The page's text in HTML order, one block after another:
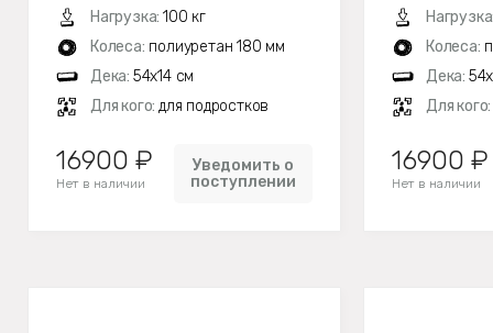
Нагрузка: 100 кг
Колеса: полиуретан 180 мм
Дека: 54x14 см
Для кого: для подростков
16900 ₽
Нет в наличии
Уведомить о
поступлении
Колеса:
Дека:
Для кого:
16900 ₽
Нет в наличии